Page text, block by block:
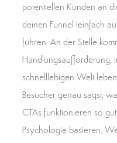
potentiellen Kunden an
deinen Funnel (einfach
führen. An der Stelle
Handlungsaufforderung,
schnelllebigen Welt
Besucher genau sagst,
CTAs funktionieren so
Psychologie basieren.